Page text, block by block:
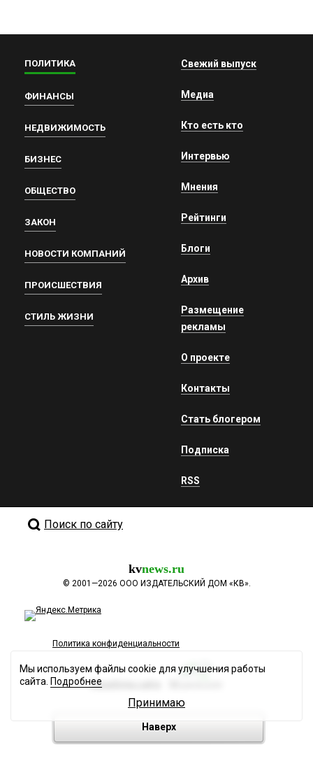
ПОЛИТИКА
ФИНАНСЫ
НЕДВИЖИМОСТЬ
БИЗНЕС
ОБЩЕСТВО
ЗАКОН
НОВОСТИ КОМПАНИЙ
ПРОИСШЕСТВИЯ
СТИЛЬ ЖИЗНИ
Свежий выпуск
Медиа
Кто есть кто
Интервью
Мнения
Рейтинги
Блоги
Архив
Размещение
рекламы
О проекте
Контакты
Стать блогером
Подписка
RSS
Поиск по сайту
kvnews.ru
© 2001—2026 ООО ИЗДАТЕЛЬСКИЙ ДОМ «КВ».
Политика конфиденциальности
Разработка сайта
Наверх
Мы используем файлы cookie для улучшения работы
сайта. Подробнее
Принимаю